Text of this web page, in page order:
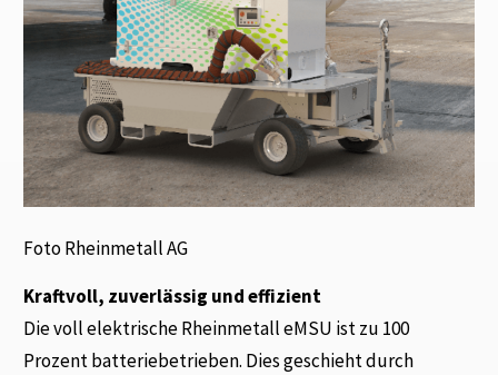
Foto Rheinmetall AG
Kraftvoll, zuverlässig und effizient
Die voll elektrische Rheinmetall eMSU ist zu 100
Prozent batteriebetrieben. Dies geschieht durch